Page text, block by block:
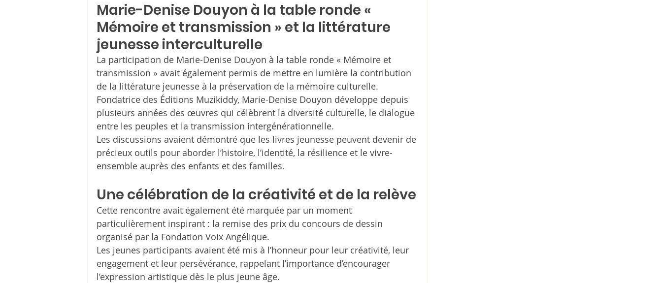
Marie-Denise Douyon à la table ronde «
Mémoire et transmission » et la littérature
jeunesse interculturelle
La participation de Marie-Denise Douyon à la table ronde « Mémoire et
transmission » avait également permis de mettre en lumière la contribution
de la littérature jeunesse à la préservation de la mémoire culturelle.
Fondatrice des Éditions Muzikiddy, Marie-Denise Douyon développe depuis
plusieurs années des œuvres qui célèbrent la diversité culturelle, le dialogue
entre les peuples et la transmission intergénérationnelle.
Les discussions avaient démontré que les livres jeunesse peuvent devenir de
précieux outils pour aborder l’histoire, l’identité, la résilience et le vivre-
ensemble auprès des enfants et des familles.
Une célébration de la créativité et de la relève
Cette rencontre avait également été marquée par un moment
particulièrement inspirant : la remise des prix du concours de dessin
organisé par la Fondation Voix Angélique.
Les jeunes participants avaient été mis à l’honneur pour leur créativité, leur
engagement et leur persévérance, rappelant l’importance d’encourager
l’expression artistique dès le plus jeune âge.